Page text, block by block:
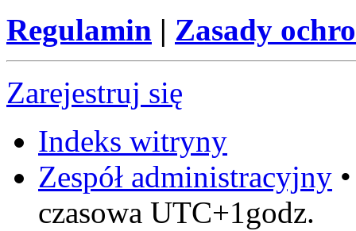
Regulamin | Zasady
Zarejestruj się
Indeks witryny
Zespół administracyjny
czasowa UTC+1godz.